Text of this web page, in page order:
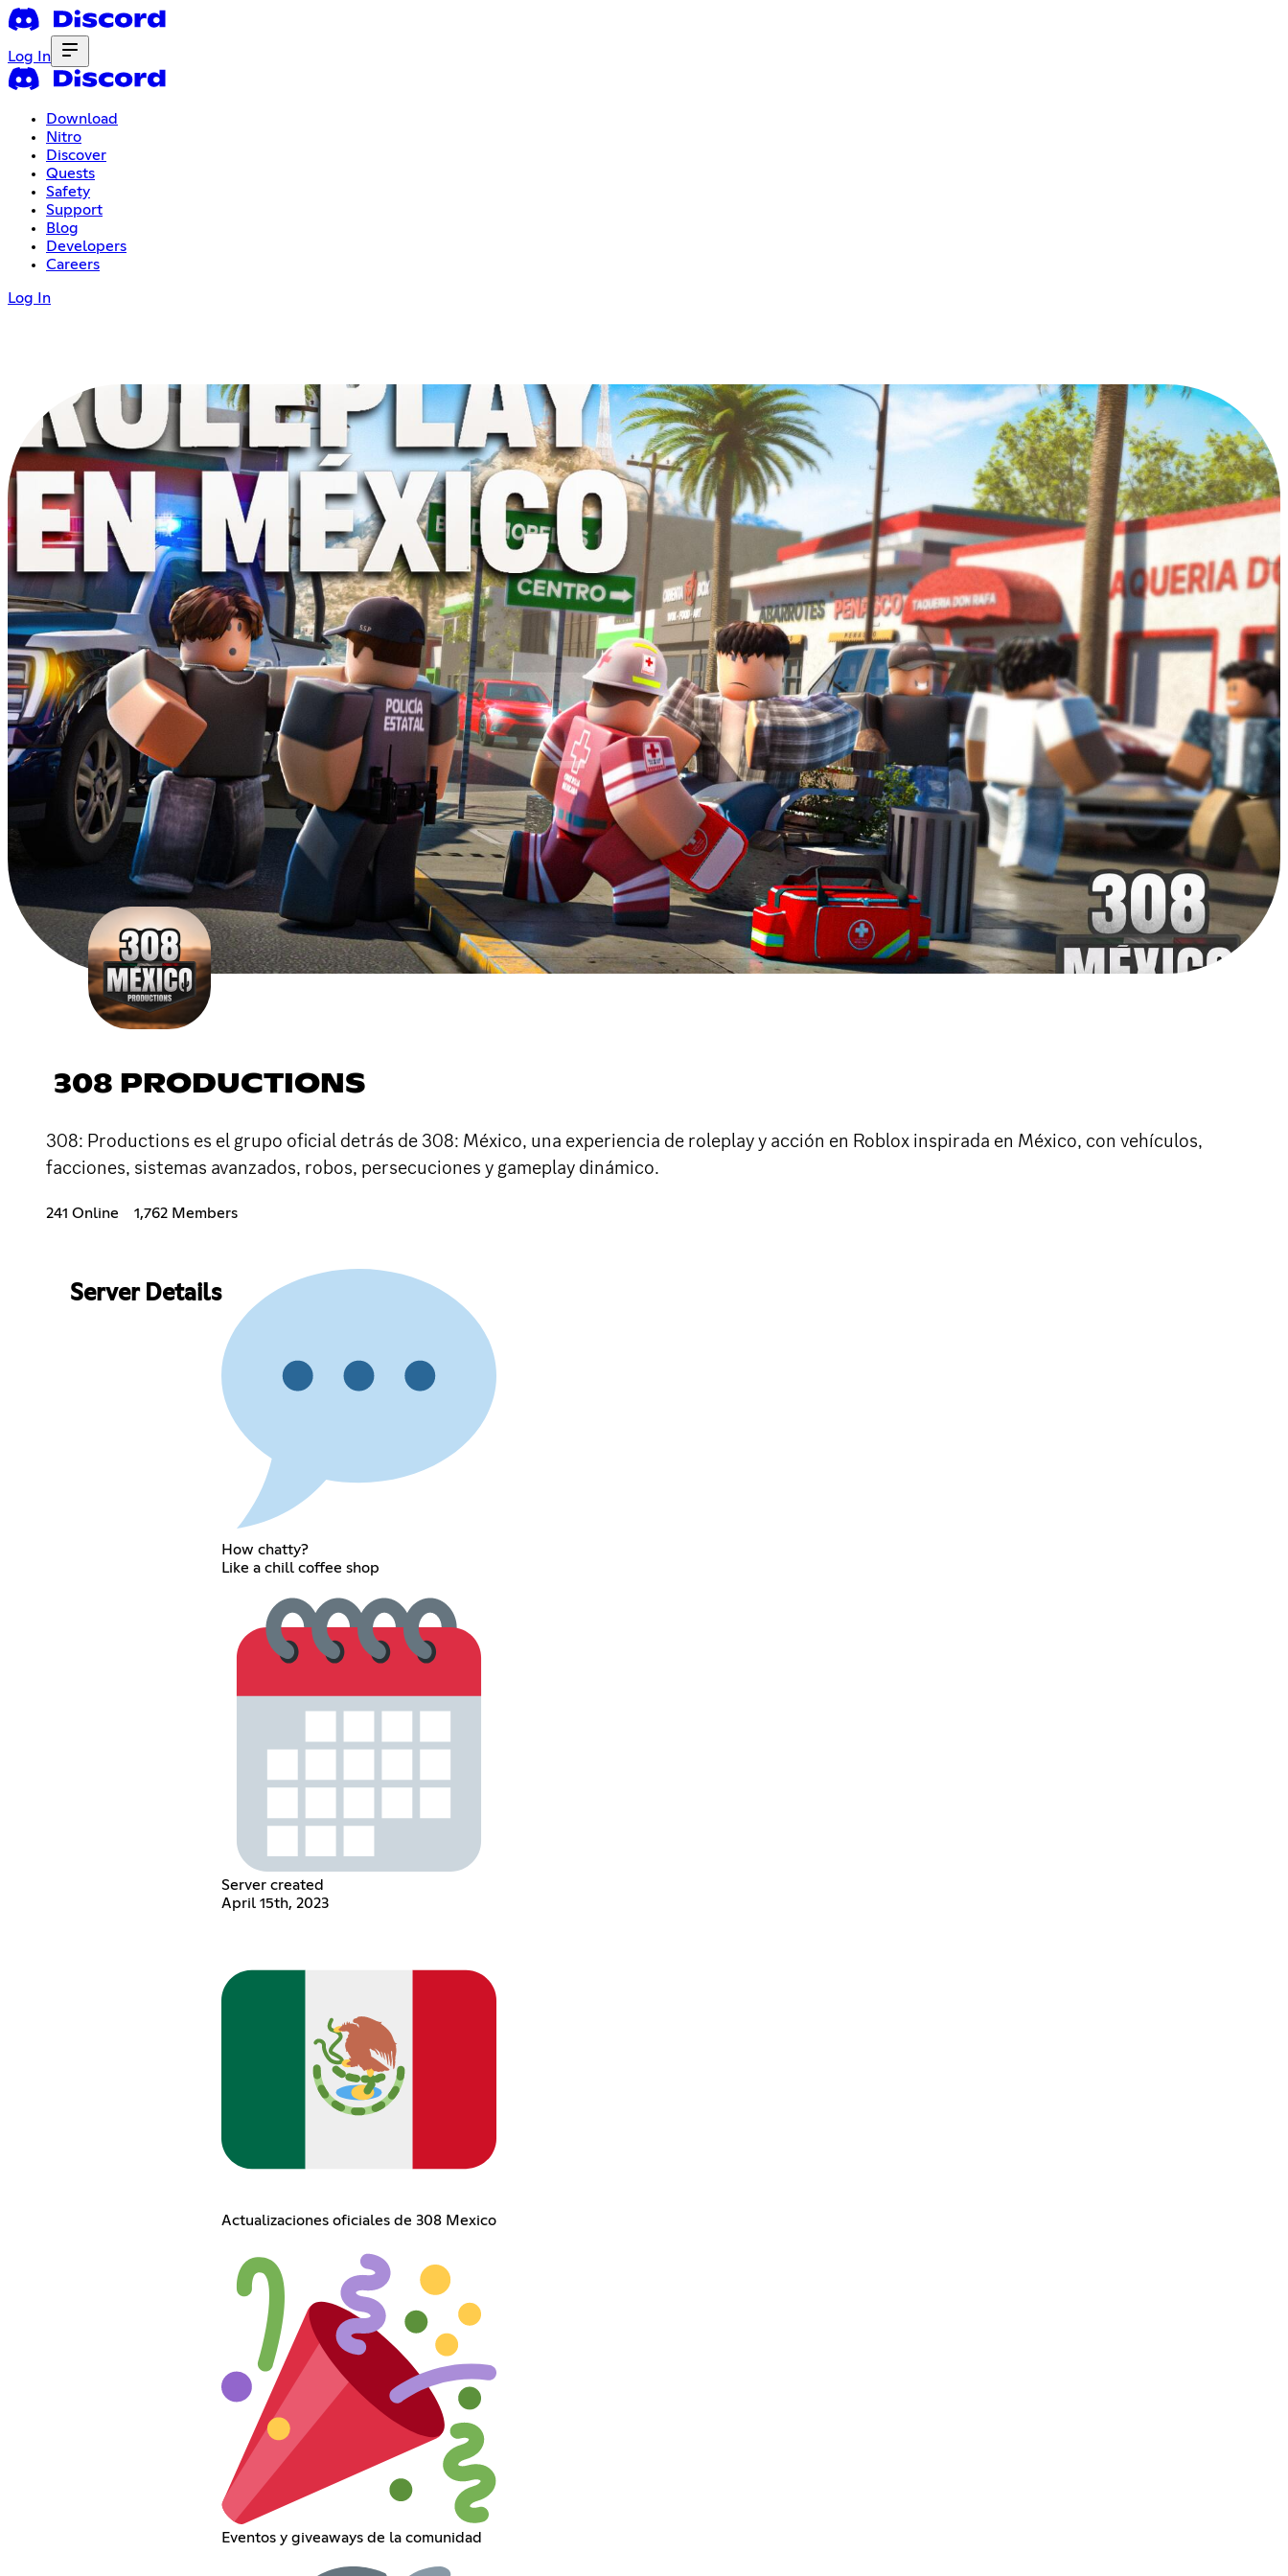
Log In
Download
Nitro
Discover
Quests
Safety
Support
Blog
Developers
Careers
Log In
308 PRODUCTIONS
308: Productions es el grupo oficial detrás de 308: México, una experiencia de roleplay y acción en Roblox inspirada en México, con vehículos,
facciones, sistemas avanzados, robos, persecuciones y gameplay dinámico.
241 Online 1,762 Members
Server Details
How chatty?
Like a chill coffee shop
Server created
April 15th, 2023
Actualizaciones oficiales de 308 Mexico
Eventos y giveaways de la comunidad